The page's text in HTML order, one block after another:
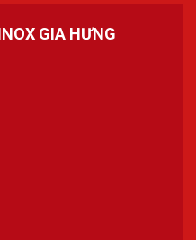
GIA HƯNG